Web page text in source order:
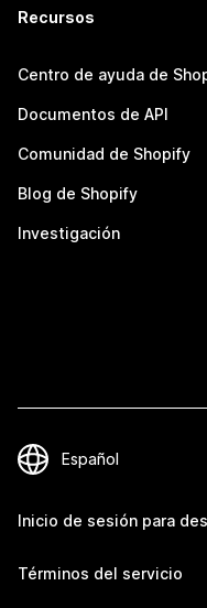
Recursos
Centro de ayuda de
Documentos de API
Comunidad de Shopify
Blog de Shopify
Investigación
Inicio de sesión para
Términos del servicio